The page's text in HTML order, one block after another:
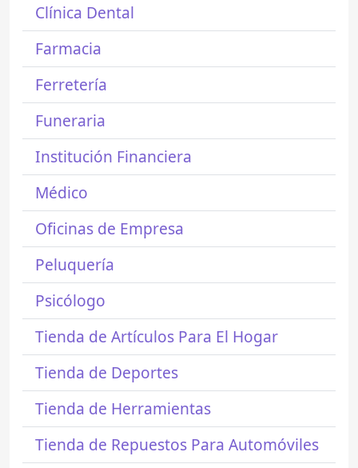
Clínica Dental
Farmacia
Ferretería
Funeraria
Institución Financiera
Médico
Oficinas de Empresa
Peluquería
Psicólogo
Tienda de Artículos Para El Hogar
Tienda de Deportes
Tienda de Herramientas
Tienda de Repuestos Para Automóviles